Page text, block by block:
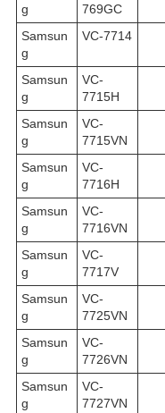
g
769GC
Samsun
g
VC-7714
Samsun
g
VC-
7715H
Samsun
g
VC-
7715VN
Samsun
g
VC-
7716H
Samsun
g
VC-
7716VN
Samsun
g
VC-
7717V
Samsun
g
VC-
7725VN
Samsun
g
VC-
7726VN
Samsun
g
VC-
7727VN